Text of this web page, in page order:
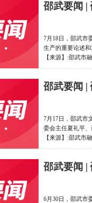
邵武要闻 |
7月18日，邵武市
生产的重要论述
【来源】:邵武市
邵武要闻 |
7月17日，邵武市
委会主任夏礼平
【来源】:邵武市
邵武要闻 |
6月30日，邵武市